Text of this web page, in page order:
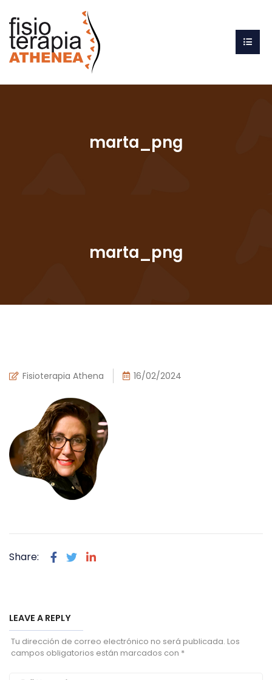
marta_png
marta_png
Fisioterapia Athena 16/02/2024
Share:
LEAVE A REPLY
Tu dirección de correo electrónico no será publicada. Los
campos obligatorios están marcados con *